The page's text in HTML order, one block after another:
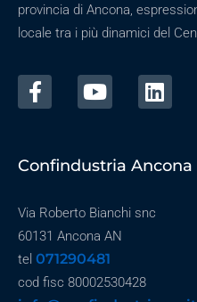
provincia di Ancona,
locale tra i più dinamici del
Confindustria Ancona
Via Roberto Bianchi snc
60131 Ancona AN
tel 071290481
cod fisc 80002530428